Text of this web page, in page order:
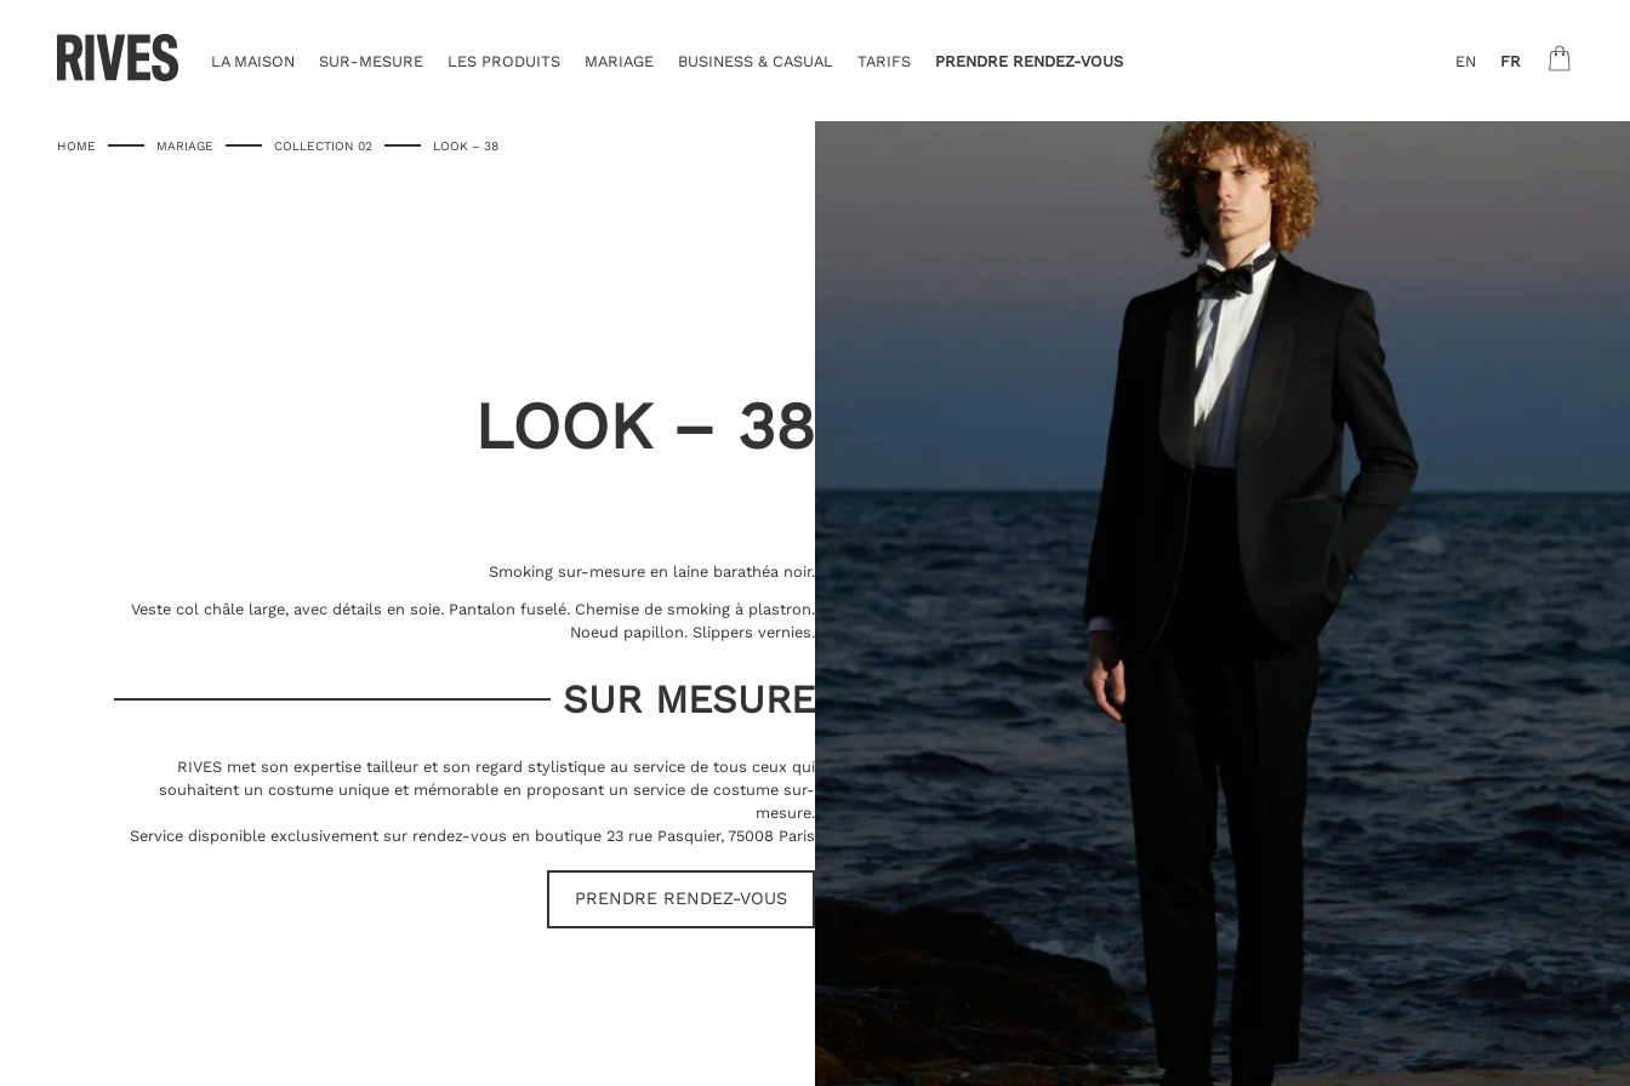
LA MAISON SUR-MESURE LES PRODUITS MARIAGE BUSINESS & CASUAL TARIFS PRENDRE RENDEZ-VOUS EN FR
HOME MARIAGE COLLECTION 02 LOOK – 38
LOOK – 38
Smoking sur-mesure en laine barathéa noir.
Veste col châle large, avec détails en soie. Pantalon fuselé. Chemise de smoking à plastron.
Noeud papillon. Slippers vernies.
SUR MESURE
RIVES met son expertise tailleur et son regard stylistique au service de tous ceux qui
souhaitent un costume unique et mémorable en proposant un service de costume sur-
mesure.
Service disponible exclusivement sur rendez-vous en boutique 23 rue Pasquier, 75008 Paris
PRENDRE RENDEZ-VOUS